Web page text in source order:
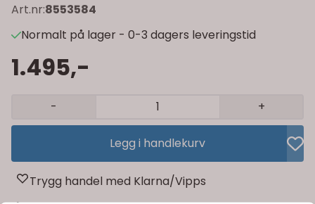
Art.nr:8553584
Normalt på lager - 0-3 dagers leveringstid
1.495,-
- +
Legg i handlekurv
Trygg handel med Klarna/Vipps